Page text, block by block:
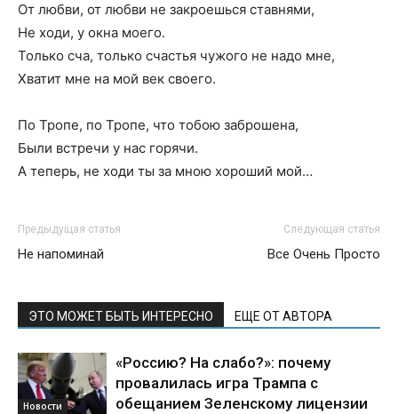
От любви, от любви не закроешься ставнями,
Не ходи, у окна моего.
Только сча, только счастья чужого не надо мне,
Хватит мне на мой век своего.
По Тропе, по Тропе, что тобою заброшена,
Были встречи у нас горячи.
А теперь, не ходи ты за мною хороший мой…
Предыдущая статья
Не напоминай
Следующая статья
Все Очень Просто
ЭТО МОЖЕТ БЫТЬ ИНТЕРЕСНО ЕЩЕ ОТ АВТОРА
Новости
«Россию? На слабо?»: почему
провалилась игра Трампа с
обещанием Зеленскому лицензии